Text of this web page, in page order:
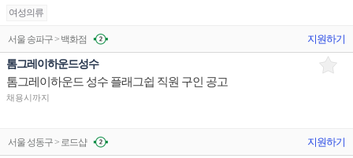
여성의류
서울 송파구 > 백화점 지원하기
톰그레이하운드성수
톰그레이하운드 성수 플래그쉽 직원 구인 공고
채용시까지
서울 성동구 > 로드샵 지원하기